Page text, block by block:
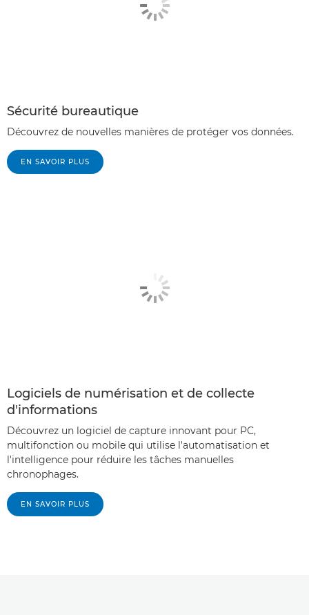
Sécurité bureautique
Découvrez de nouvelles manières de protéger vos données.
EN SAVOIR PLUS
Logiciels de numérisation et de collecte
d'informations
Découvrez un logiciel de capture innovant pour PC,
multifonction ou mobile qui utilise l'automatisation et
l'intelligence pour réduire les tâches manuelles
chronophages.
EN SAVOIR PLUS